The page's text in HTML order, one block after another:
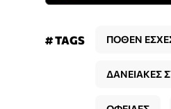
# TAGS ΠΟΘΕΝ
ΔΑΝΕΙΑΚΕΣ